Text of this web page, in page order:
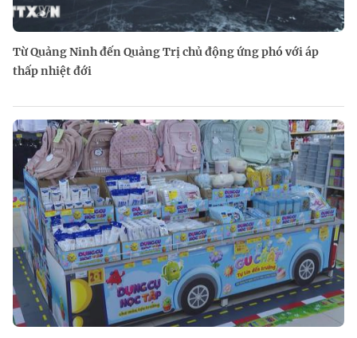
Từ Quảng Ninh đến Quảng Trị chủ động ứng phó với áp
thấp nhiệt đới